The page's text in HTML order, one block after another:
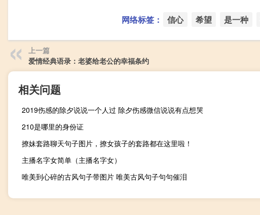
网络标签： 信心 希望 是一种
上一篇
爱情经典语录：老婆给老公的幸福条约
相关问题
2019伤感的除夕说说一个人过 除夕伤感微信说说有点想哭
210是哪里的身份证
撩妹套路聊天句子图片，撩女孩子的套路都在这里啦！
主播名字女简单（主播名字女）
唯美到心碎的古风句子带图片 唯美古风句子句句催泪